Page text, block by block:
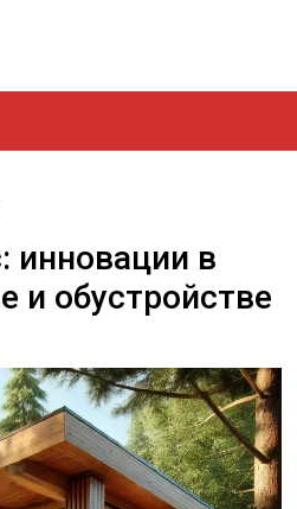
инновации в
и обустройстве